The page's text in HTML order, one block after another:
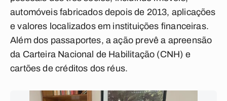
automóveis fabricados depois de 2013, aplicações
e valores localizados em instituições financeiras.
Além dos passaportes, a ação prevê a apreensão
da Carteira Nacional de Habilitação (CNH) e
cartões de créditos dos réus.